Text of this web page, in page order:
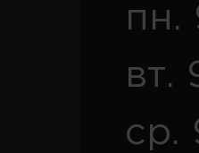
пн.
вт.
ср.